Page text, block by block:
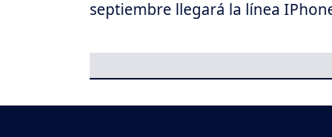
septiembre llegará la línea